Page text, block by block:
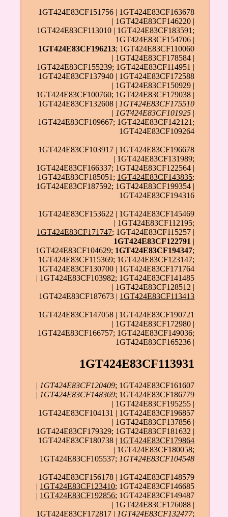
1GT424E83CF151756 | 1GT424E83CF163678
| 1GT424E83CF146220 |
1GT424E83CF113010 | 1GT424E83CF183591;
1GT424E83CF154706 |
1GT424E83CF196213; 1GT424E83CF110060
| 1GT424E83CF178584 |
1GT424E83CF155239; 1GT424E83CF114951 |
1GT424E83CF137940 | 1GT424E83CF172588
| 1GT424E83CF150929 |
1GT424E83CF100760; 1GT424E83CF179038 |
1GT424E83CF132608 | 1GT424E83CF175510
| 1GT424E83CF101925 |
1GT424E83CF109667; 1GT424E83CF142121;
1GT424E83CF109264
1GT424E83CF103917 | 1GT424E83CF196678
| 1GT424E83CF131989;
1GT424E83CF166337; 1GT424E83CF122564 |
1GT424E83CF185051; 1GT424E83CF143835;
1GT424E83CF187592; 1GT424E83CF199354 |
1GT424E83CF194316
1GT424E83CF153622 | 1GT424E83CF145469
| 1GT424E83CF112195;
1GT424E83CF171747; 1GT424E83CF115257 |
1GT424E83CF122791 |
1GT424E83CF104629; 1GT424E83CF194347;
1GT424E83CF115369; 1GT424E83CF123147;
1GT424E83CF130700 | 1GT424E83CF171764
| 1GT424E83CF103982; 1GT424E83CF141485
| 1GT424E83CF128512 |
1GT424E83CF187673 | 1GT424E83CF113413
1GT424E83CF147058 | 1GT424E83CF190721
| 1GT424E83CF172980 |
1GT424E83CF166757; 1GT424E83CF149036;
1GT424E83CF165236 |
1GT424E83CF113931
| 1GT424E83CF120409; 1GT424E83CF161607
| 1GT424E83CF148369; 1GT424E83CF186779
| 1GT424E83CF195255 |
1GT424E83CF104131 | 1GT424E83CF196857
| 1GT424E83CF137856 |
1GT424E83CF179329; 1GT424E83CF181632 |
1GT424E83CF180738 | 1GT424E83CF179864
| 1GT424E83CF180058;
1GT424E83CF105537; 1GT424E83CF104548
1GT424E83CF156178 | 1GT424E83CF148579
| 1GT424E83CF123410; 1GT424E83CF146685
| 1GT424E83CF192856; 1GT424E83CF149487
| 1GT424E83CF176088 |
1GT424E83CF172817 | 1GT424E83CF132477;